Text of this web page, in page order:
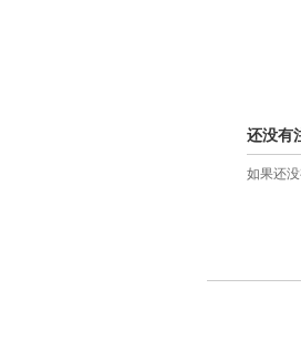
还没有
如果还